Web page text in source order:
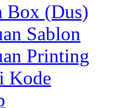
Box (Dus)
Sablon
Printing
Kode